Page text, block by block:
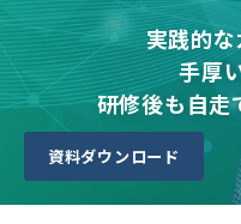
パ
実践的
手厚
研修後も自走
資料ダウンロード